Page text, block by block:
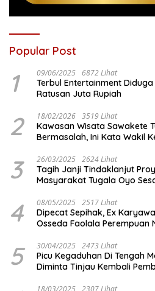
Popular Post
1 09/06/2025 6872 Lihat
Terbul Entertainment
Ratusan Juta Rupiah
2 18/02/2026 3519 Lihat
Kawasan Wisata Sawakete
Bermasalah, Ini Kata Wakil
3 26/03/2025 2624 Lihat
Tagih Janji Tindaklanjut
Masyarakat Tugala Oyo
4 08/05/2025 2517 Lihat
Dipecat Sepihak, Ex
Osseda Faolala Perempuan
5 30/04/2025 2473 Lihat
Picu Kegaduhan Di Tengah
Diminta Tinjau Kembali